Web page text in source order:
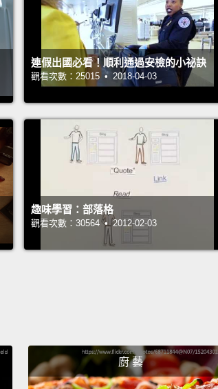
連假出國必看！順利通過安檢的小祕訣
觀看次數：25015 • 2018-04-03
趣味學習：部落格
觀看次數：30564 • 2012-02-03
廚 藝